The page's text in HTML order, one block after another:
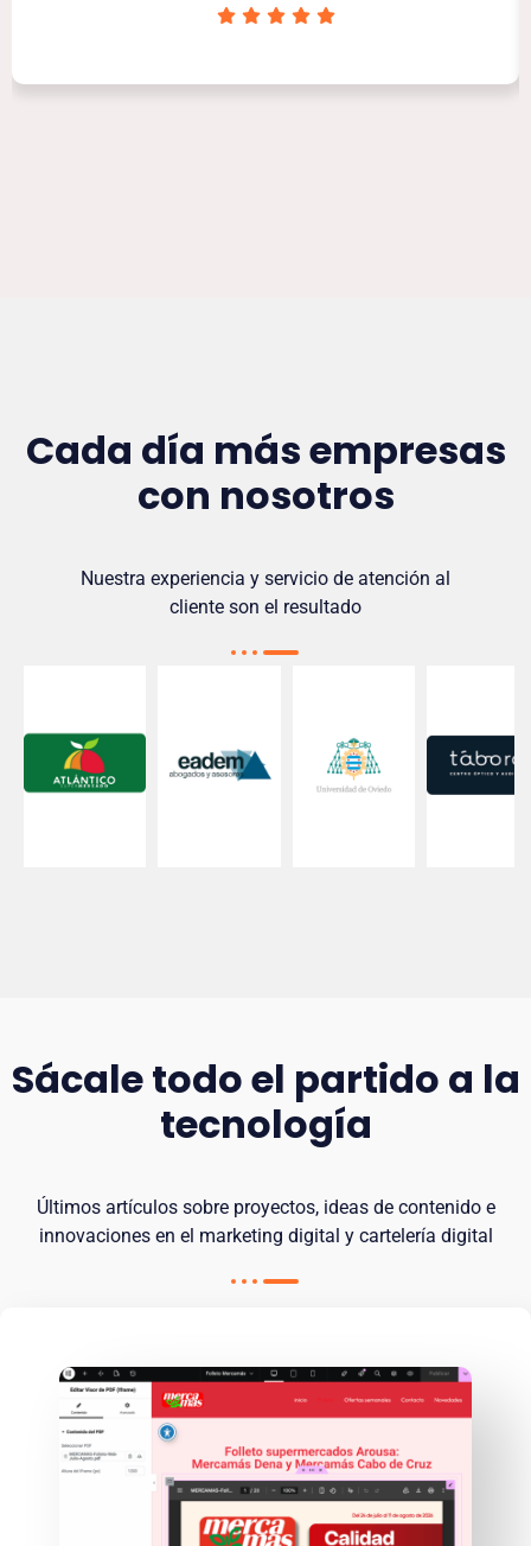
Cada día más empresas
con nosotros
Nuestra experiencia y servicio de atención al
cliente son el resultado
Sácale todo el partido a la
tecnología
Últimos artículos sobre proyectos, ideas de contenido e
innovaciones en el marketing digital y cartelería digital